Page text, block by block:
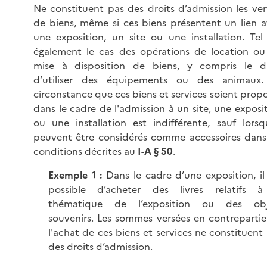
Ne constituent pas des droits d’admission les
de biens, même si ces biens présentent un lien
une exposition, un site ou une installation. Tel
également le cas des opérations de location
mise à disposition de biens, y compris le
d’utiliser des équipements ou des
circonstance que ces biens et services soient
dans le cadre de l'admission à un site, une
ou une installation est indifférente, sauf
peuvent être considérés comme accessoires
conditions décrites au I-A § 50.
Exemple 1 : Dans le cadre d’une exposition,
possible d’acheter des livres relatifs
thématique de l’exposition ou des
souvenirs. Les sommes versées en
l'achat de ces biens et services ne constituent
des droits d’admission.